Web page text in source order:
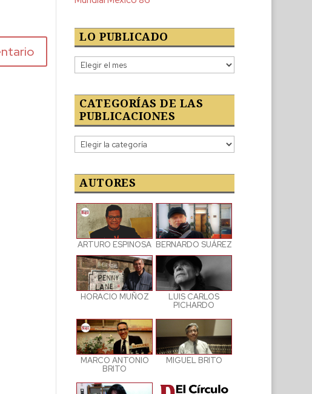
LO PUBLICADO
Lo
publicado
CATEGORÍAS DE LAS
PUBLICACIONES
Categorías
de
publicaciones
AUTORES
ARTURO ESPINOSA BERNARDO SUÁREZ
HORACIO MUÑOZ
LUIS CARLOS
PICHARDO
MARCO ANTONIO
BRITO
MIGUEL BRITO